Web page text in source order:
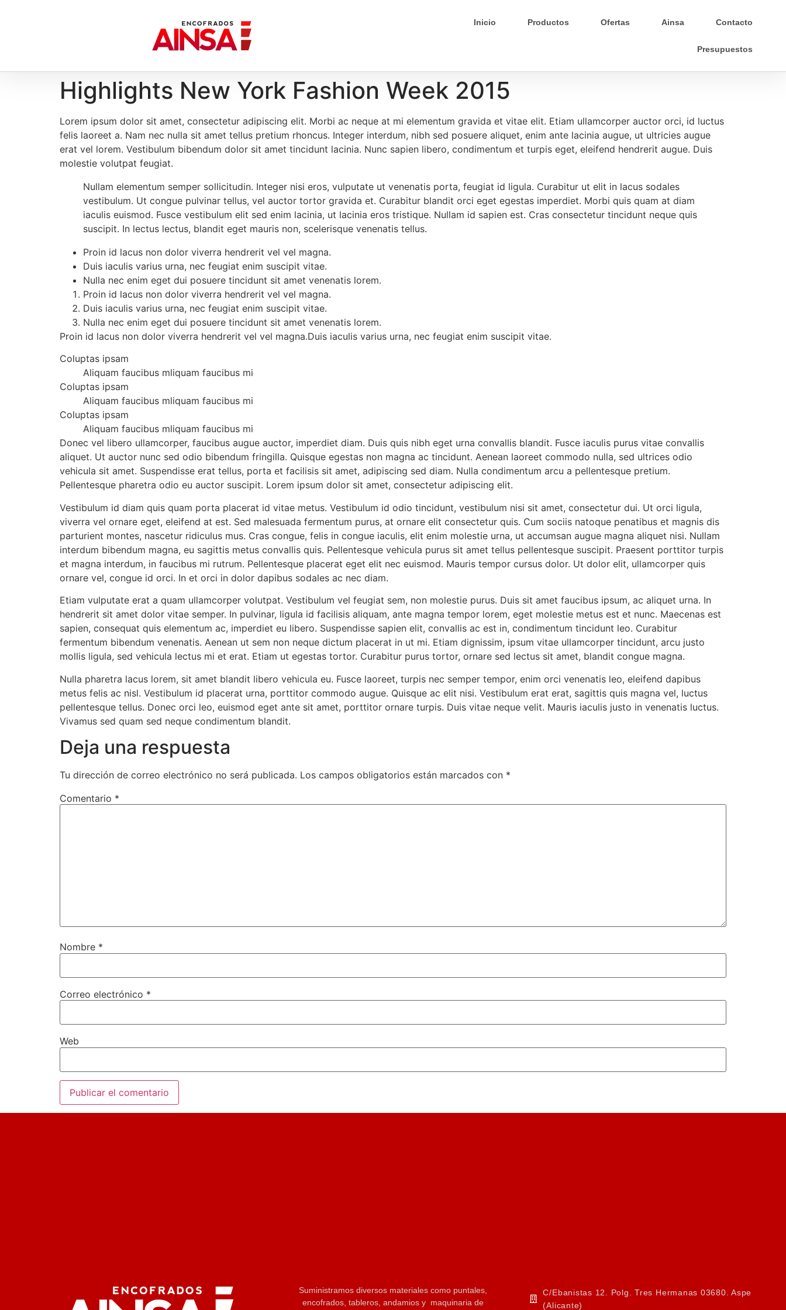
Inicio Productos Ofertas Ainsa Contacto
Presupuestos
Highlights New York Fashion Week 2015
Lorem ipsum dolor sit amet, consectetur adipiscing elit. Morbi ac neque at mi elementum gravida et vitae elit. Etiam ullamcorper auctor orci, id luctus
felis laoreet a. Nam nec nulla sit amet tellus pretium rhoncus. Integer interdum, nibh sed posuere aliquet, enim ante lacinia augue, ut ultricies augue
erat vel lorem. Vestibulum bibendum dolor sit amet tincidunt lacinia. Nunc sapien libero, condimentum et turpis eget, eleifend hendrerit augue. Duis
molestie volutpat feugiat.
Nullam elementum semper sollicitudin. Integer nisi eros, vulputate ut venenatis porta, feugiat id ligula. Curabitur ut elit in lacus sodales
vestibulum. Ut congue pulvinar tellus, vel auctor tortor gravida et. Curabitur blandit orci eget egestas imperdiet. Morbi quis quam at diam
iaculis euismod. Fusce vestibulum elit sed enim lacinia, ut lacinia eros tristique. Nullam id sapien est. Cras consectetur tincidunt neque quis
suscipit. In lectus lectus, blandit eget mauris non, scelerisque venenatis tellus.
Proin id lacus non dolor viverra hendrerit vel vel magna.
Duis iaculis varius urna, nec feugiat enim suscipit vitae.
Nulla nec enim eget dui posuere tincidunt sit amet venenatis lorem.
Proin id lacus non dolor viverra hendrerit vel vel magna.
Duis iaculis varius urna, nec feugiat enim suscipit vitae.
Nulla nec enim eget dui posuere tincidunt sit amet venenatis lorem.
Proin id lacus non dolor viverra hendrerit vel vel magna.Duis iaculis varius urna, nec feugiat enim suscipit vitae.
Coluptas ipsam
Aliquam faucibus mliquam faucibus mi
Coluptas ipsam
Aliquam faucibus mliquam faucibus mi
Coluptas ipsam
Aliquam faucibus mliquam faucibus mi
Donec vel libero ullamcorper, faucibus augue auctor, imperdiet diam. Duis quis nibh eget urna convallis blandit. Fusce iaculis purus vitae convallis
aliquet. Ut auctor nunc sed odio bibendum fringilla. Quisque egestas non magna ac tincidunt. Aenean laoreet commodo nulla, sed ultrices odio
vehicula sit amet. Suspendisse erat tellus, porta et facilisis sit amet, adipiscing sed diam. Nulla condimentum arcu a pellentesque pretium.
Pellentesque pharetra odio eu auctor suscipit. Lorem ipsum dolor sit amet, consectetur adipiscing elit.
Vestibulum id diam quis quam porta placerat id vitae metus. Vestibulum id odio tincidunt, vestibulum nisi sit amet, consectetur dui. Ut orci ligula,
viverra vel ornare eget, eleifend at est. Sed malesuada fermentum purus, at ornare elit consectetur quis. Cum sociis natoque penatibus et magnis dis
parturient montes, nascetur ridiculus mus. Cras congue, felis in congue iaculis, elit enim molestie urna, ut accumsan augue magna aliquet nisi. Nullam
interdum bibendum magna, eu sagittis metus convallis quis. Pellentesque vehicula purus sit amet tellus pellentesque suscipit. Praesent porttitor turpis
et magna interdum, in faucibus mi rutrum. Pellentesque placerat eget elit nec euismod. Mauris tempor cursus dolor. Ut dolor elit, ullamcorper quis
ornare vel, congue id orci. In et orci in dolor dapibus sodales ac nec diam.
Etiam vulputate erat a quam ullamcorper volutpat. Vestibulum vel feugiat sem, non molestie purus. Duis sit amet faucibus ipsum, ac aliquet urna. In
hendrerit sit amet dolor vitae semper. In pulvinar, ligula id facilisis aliquam, ante magna tempor lorem, eget molestie metus est et nunc. Maecenas est
sapien, consequat quis elementum ac, imperdiet eu libero. Suspendisse sapien elit, convallis ac est in, condimentum tincidunt leo. Curabitur
fermentum bibendum venenatis. Aenean ut sem non neque dictum placerat in ut mi. Etiam dignissim, ipsum vitae ullamcorper tincidunt, arcu justo
mollis ligula, sed vehicula lectus mi et erat. Etiam ut egestas tortor. Curabitur purus tortor, ornare sed lectus sit amet, blandit congue magna.
Nulla pharetra lacus lorem, sit amet blandit libero vehicula eu. Fusce laoreet, turpis nec semper tempor, enim orci venenatis leo, eleifend dapibus
metus felis ac nisl. Vestibulum id placerat urna, porttitor commodo augue. Quisque ac elit nisi. Vestibulum erat erat, sagittis quis magna vel, luctus
pellentesque tellus. Donec orci leo, euismod eget ante sit amet, porttitor ornare turpis. Duis vitae neque velit. Mauris iaculis justo in venenatis luctus.
Vivamus sed quam sed neque condimentum blandit.
Deja una respuesta
Tu dirección de correo electrónico no será publicada. Los campos obligatorios están marcados con *
Comentario *
Nombre *
Correo electrónico *
Web
Suministramos diversos materiales como puntales,
encofrados, tableros, andamios y maquinaria de
C/Ebanistas 12. Polg. Tres Hermanas 03680. Aspe
(Alicante)